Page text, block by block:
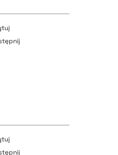
cytat
cytat